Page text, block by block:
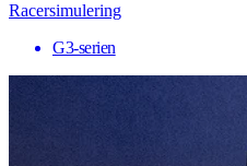
Racersimulering
G3-serien